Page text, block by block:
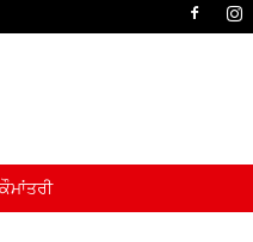
ਕੌਮਾਂਤਰੀ